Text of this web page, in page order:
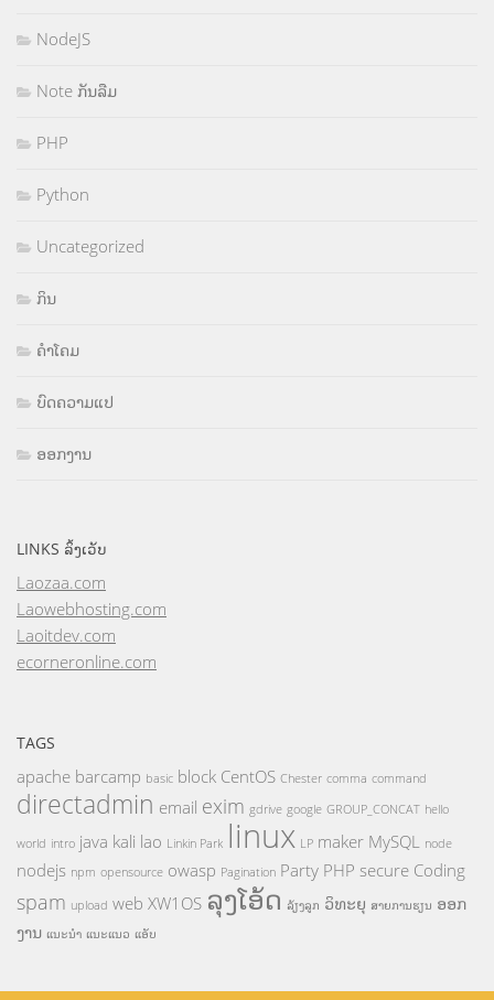
NodeJS
Note ກັນລືມ
PHP
Python
Uncategorized
ກິນ
ຄຳໂຄມ
ບົດຄວາມແປ
ອອກງານ
LINKS ລິ້ງເວັບ
Laozaa.com
Laowebhosting.com
Laoitdev.com
ecorneronline.com
TAGS
apache barcamp basic block CentOS Chester comma command
directadmin email exim gdrive google GROUP_CONCAT hello
world intro java kali lao Linkin Park linux LP maker MySQL node
nodejs npm opensource owasp Pagination Party PHP secure Coding
spam upload web XW1OS ລຸງໂອ້ດ ລ້ຽງລູກ ວິທະຍຸ ສາຍການຮຽນ ອອກ
ງານ ແນະນຳ ແນະແນວ ແອັບ